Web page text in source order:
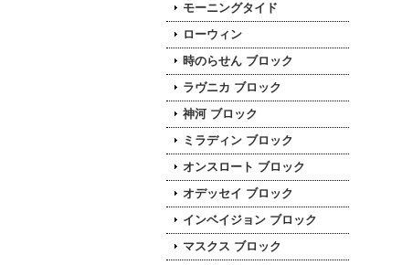
モーニングタイド
ローウィン
時のらせん ブロック
ラヴニカ ブロック
神河 ブロック
ミラディン ブロック
オンスロート ブロック
オデッセイ ブロック
インベイジョン ブロック
マスクス ブロック